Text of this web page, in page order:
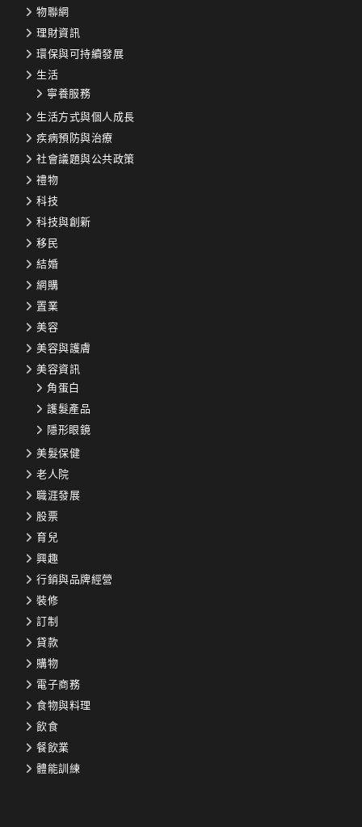
物聯網
理財資訊
環保與可持續發展
生活
寧養服務
生活方式與個人成長
疾病預防與治療
社會議題與公共政策
禮物
科技
科技與創新
移民
結婚
網購
置業
美容
美容與護膚
美容資訊
角蛋白
護髮產品
隱形眼鏡
美髮保健
老人院
職涯發展
股票
育兒
興趣
行銷與品牌經營
裝修
訂制
貸款
購物
電子商務
食物與料理
飲食
餐飲業
體能訓練